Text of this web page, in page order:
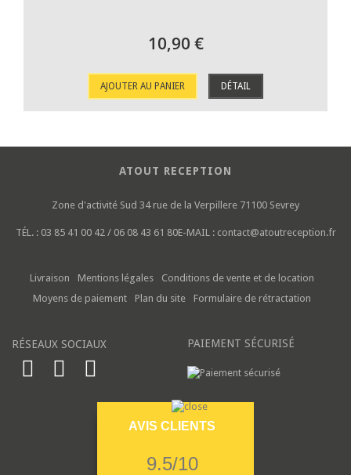
10,90 €
AJOUTER AU PANIER DÉTAIL
ATOUT RECEPTION
Zone d'activité Sud 34 rue de la Verpillere 71100 Sevrey
TÉL. : 03 85 41 00 42 / 06 08 43 61 80E-MAIL : contact@atoutreception.fr
Livraison Mentions légales
Conditions de vente et de location
Moyens de paiement
Plan du site Formulaire de rétractation
RÉSEAUX SOCIAUX PAIEMENT SÉCURISÉ
AVIS CLIENTS
9.5/10